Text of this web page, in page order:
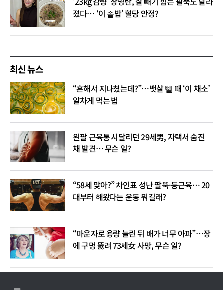
졌다… ‘이 솥밥’ 혈당 안정?
최신 뉴스
“흔해서 지나쳤는데?”…뱃살 뺄 때 ‘이 채소’
알차게 먹는 법
왼팔 근육통 시달리던 29세男, 자택서 숨진
채 발견… 무슨 일?
“58세 맞아?” 차인표 성난 팔뚝·등근육… 20
대부터 해왔다는 운동 뭐길래?
“마운자로 용량 늘린 뒤 배가 너무 아파”…장
에 구멍 뚫려 73세女 사망, 무슨 일?